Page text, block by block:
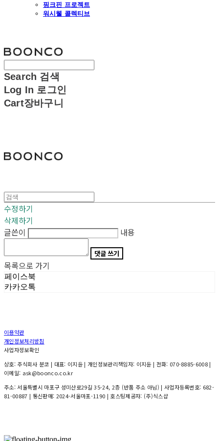
핑크핀 프로젝트
워시웰 콜렉티브
Search 검색
Log In 로그인
Cart장바구니
수정하기
삭제하기
글쓴이
내용
댓글 쓰기
목록으로 가기
페이스북
카카오톡
이용약관
개인정보처리방침
사업자정보확인
상호: 주식회사 분코 | 대표: 이지윤 | 개인정보관리책임자: 이지윤 | 전화: 070-8885-6008 |
이메일: ask@boonco.co.kr
주소: 서울특별시 마포구 성미산로29길 35-24, 2층 (반품 주소 아님) | 사업자등록번호: 682-
81-00887 | 통신판매: 2024-서울마포-1190 | 호스팅제공자: (주)식스샵